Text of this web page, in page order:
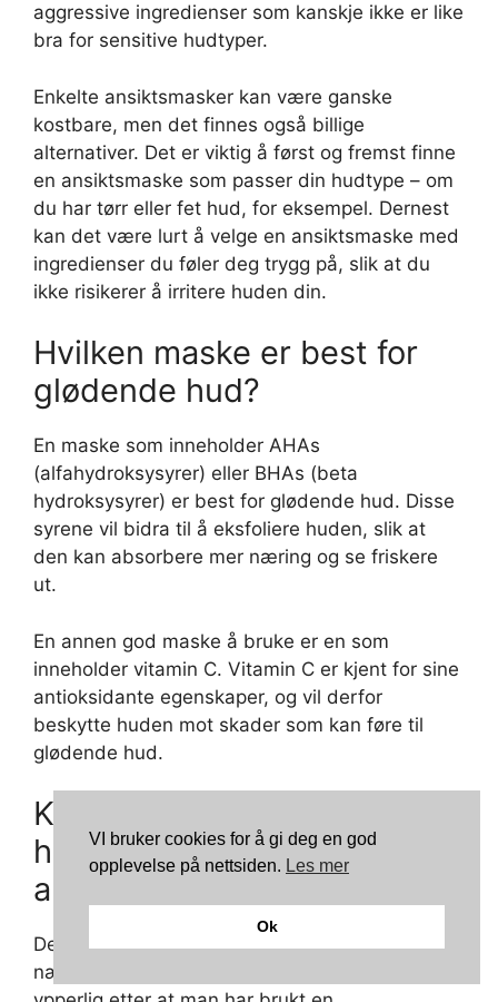
aggressive ingredienser som kanskje ikke er like
bra for sensitive hudtyper.
Enkelte ansiktsmasker kan være ganske
kostbare, men det finnes også billige
alternativer. Det er viktig å først og fremst finne
en ansiktsmaske som passer din hudtype – om
du har tørr eller fet hud, for eksempel. Dernest
kan det være lurt å velge en ansiktsmaske med
ingredienser du føler deg trygg på, slik at du
ikke risikerer å irritere huden din.
Hvilken maske er best for
glødende hud?
En maske som inneholder AHAs
(alfahydroksysyrer) eller BHAs (beta
hydroksysyrer) er best for glødende hud. Disse
syrene vil bidra til å eksfoliere huden, slik at
den kan absorbere mer næring og se friskere
ut.
En annen god maske å bruke er en som
inneholder vitamin C. Vitamin C er kjent for sine
antioksidante egenskaper, og vil derfor
beskytte huden mot skader som kan føre til
glødende hud.
Kan vi bruke hvilken som
helst krem ​​etter
ansiktsmaske?
Det kan vi godt. Noen kremer inneholder ekstra
næringsstoffer og antioksidanter som virker
VI bruker cookies for å gi deg en god
opplevelse på nettsiden. Les mer
Ok